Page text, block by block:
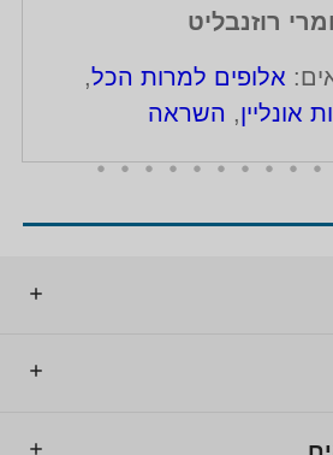
רוזנבליט
אלופים למרות הכל,
אונליין, השראה